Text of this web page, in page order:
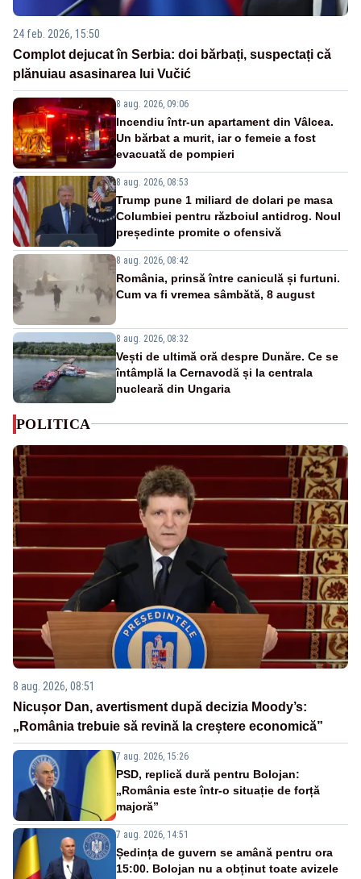
24 feb. 2026, 15:50
Complot dejucat în Serbia: doi bărbați, suspectați că
plănuiau asasinarea lui Vučić
8 aug. 2026, 09:06
Incendiu într-un apartament din Vâlcea.
Un bărbat a murit, iar o femeie a fost
evacuată de pompieri
8 aug. 2026, 08:53
Trump pune 1 miliard de dolari pe masa
Columbiei pentru războiul antidrog. Noul
președinte promite o ofensivă
8 aug. 2026, 08:42
România, prinsă între caniculă și furtuni.
Cum va fi vremea sâmbătă, 8 august
8 aug. 2026, 08:32
Vești de ultimă oră despre Dunăre. Ce se
întâmplă la Cernavodă și la centrala
nucleară din Ungaria
POLITICA
8 aug. 2026, 08:51
Nicușor Dan, avertisment după decizia Moody’s:
„România trebuie să revină la creștere economică”
7 aug. 2026, 15:26
PSD, replică dură pentru Bolojan:
„România este într-o situație de forță
majoră”
7 aug. 2026, 14:51
Ședința de guvern se amână pentru ora
15:00. Bolojan nu a obținut toate avizele